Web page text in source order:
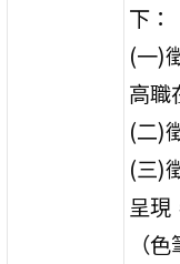
下：
(一)
高職
(二)
(三)
呈現
（